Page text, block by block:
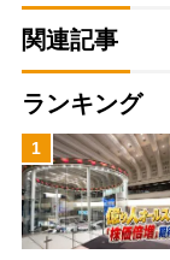
関連記事
ランキング
1